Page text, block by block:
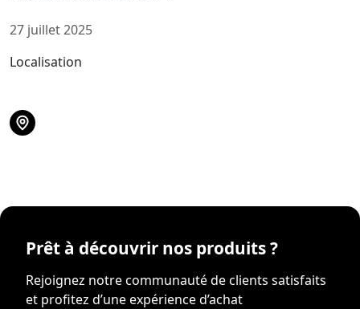
27 juillet 2025
Localisation
Prêt à découvrir nos produits ?
Rejoignez notre communauté de clients satisfaits
et profitez d’une expérience d’achat